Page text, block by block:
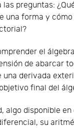
preguntas:
una forma y
el
de abarcar
derivada
final del
disponible
su